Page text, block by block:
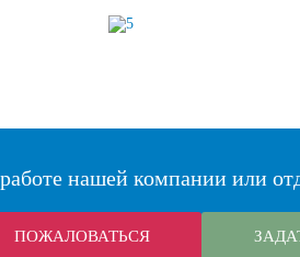
нашей компании или
ПОЖАЛОВАТЬСЯ